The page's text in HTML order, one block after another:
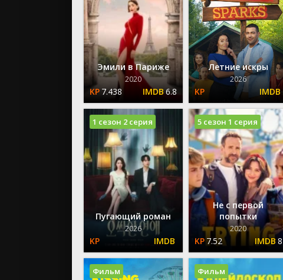
Эмили в Париже
2020
7.438 6.8
Летние искры
2026
Пугающий роман
2026
1 сезон 2 серия
Не с первой
попытки
2020
7.52 8
5 сезон 1 серия
Фильм Фильм